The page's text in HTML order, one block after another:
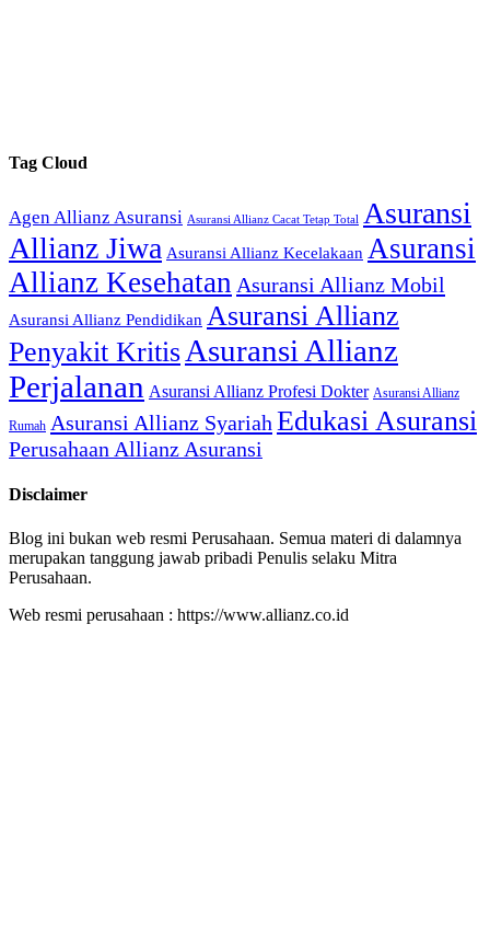
Tag Cloud
Agen Allianz Asuransi Asuransi Allianz Cacat Tetap Total
Asuransi
Allianz Jiwa Asuransi Allianz Kecelakaan Asuransi
Allianz Kesehatan Asuransi Allianz Mobil
Asuransi Allianz Pendidikan Asuransi Allianz
Penyakit Kritis Asuransi Allianz
Perjalanan Asuransi Allianz Profesi Dokter Asuransi Allianz
Rumah Asuransi Allianz Syariah Edukasi Asuransi
Perusahaan Allianz Asuransi
Disclaimer
Blog ini bukan web resmi Perusahaan. Semua materi di dalamnya
merupakan tanggung jawab pribadi Penulis selaku Mitra
Perusahaan.
Web resmi perusahaan : https://www.allianz.co.id